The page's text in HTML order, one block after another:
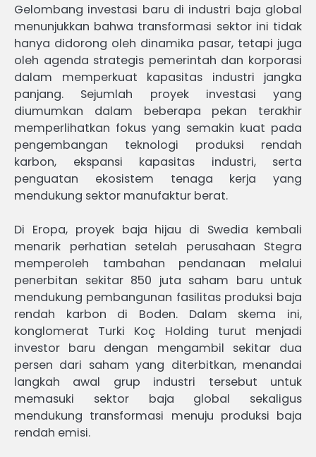
Gelombang investasi baru di industri baja global
menunjukkan bahwa transformasi sektor ini tidak
hanya didorong oleh dinamika pasar, tetapi juga
oleh agenda strategis pemerintah dan korporasi
dalam memperkuat kapasitas industri jangka
panjang. Sejumlah proyek investasi yang
diumumkan dalam beberapa pekan terakhir
memperlihatkan fokus yang semakin kuat pada
pengembangan teknologi produksi rendah
karbon, ekspansi kapasitas industri, serta
penguatan ekosistem tenaga kerja yang
mendukung sektor manufaktur berat.
Di Eropa, proyek baja hijau di Swedia kembali
menarik perhatian setelah perusahaan Stegra
memperoleh tambahan pendanaan melalui
penerbitan sekitar 850 juta saham baru untuk
mendukung pembangunan fasilitas produksi baja
rendah karbon di Boden. Dalam skema ini,
konglomerat Turki Koç Holding turut menjadi
investor baru dengan mengambil sekitar dua
persen dari saham yang diterbitkan, menandai
langkah awal grup industri tersebut untuk
memasuki sektor baja global sekaligus
mendukung transformasi menuju produksi baja
rendah emisi.